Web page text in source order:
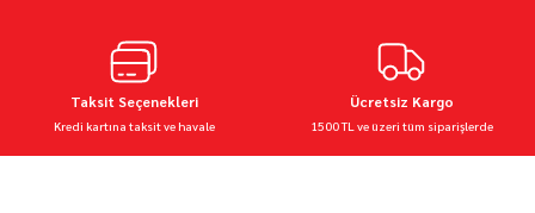
Taksit Seçenekleri
Kredi kartına taksit ve havale
Ücretsiz Kargo
1500 TL ve üzeri tüm siparişlerde